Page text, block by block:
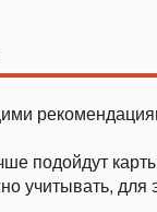
подойдут
учитывать,